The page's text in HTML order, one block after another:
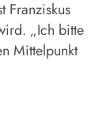
Franziskus
„Ich bitte
Mittelpunkt